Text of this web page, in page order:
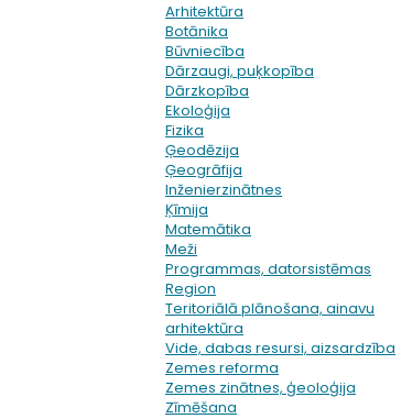
Arhitektūra
Botānika
Būvniecība
Dārzaugi, puķkopība
Dārzkopība
Ekoloģija
Fizika
Ģeodēzija
Ģeogrāfija
Inženierzinātnes
Ķīmija
Matemātika
Meži
Programmas, datorsistēmas
Region
Teritoriālā plānošana, ainavu
arhitektūra
Vide, dabas resursi, aizsardzība
Zemes reforma
Zemes zinātnes, ģeoloģija
Zīmēšana